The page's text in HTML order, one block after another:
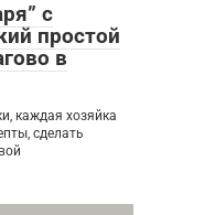
с
простой
в
каждая хозяйка
сделать